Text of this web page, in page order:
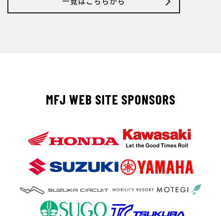
MFJ WEB SITE SPONSORS